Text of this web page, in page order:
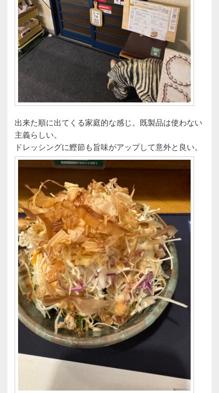
出来た順に出てくる家庭的な感じ。既製品は使わない
主義らしい。
ドレッシングに鰹節も旨味がアップして意外と良い。